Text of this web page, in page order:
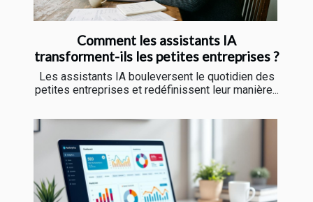
Comment les assistants IA
transforment-ils les petites entreprises ?
Les assistants IA bouleversent le quotidien des
petites entreprises et redéfinissent leur manière...